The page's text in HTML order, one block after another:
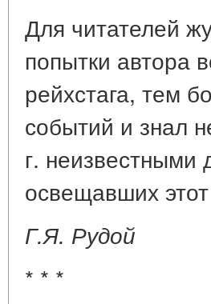
Для читателей
попытки автора
рейхстага, тем
событий и знал
г. неизвестными
освещавших
Г.Я. Рудой
* * *